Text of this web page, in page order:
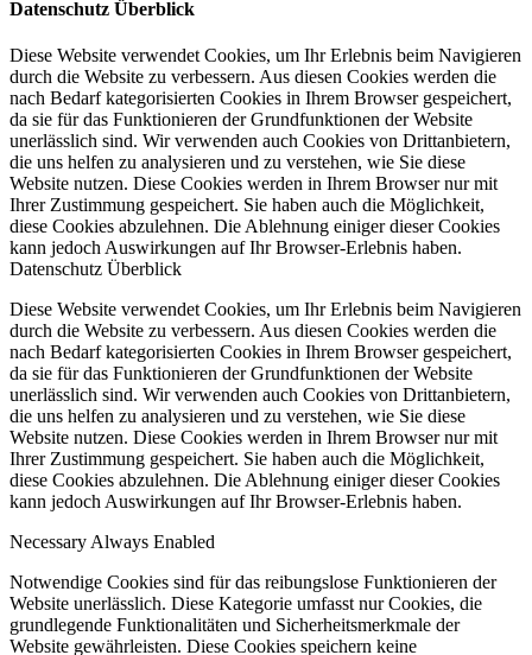
Datenschutz Überblick
Diese Website verwendet Cookies, um Ihr Erlebnis beim Navigieren
durch die Website zu verbessern. Aus diesen Cookies werden die
nach Bedarf kategorisierten Cookies in Ihrem Browser gespeichert,
da sie für das Funktionieren der Grundfunktionen der Website
unerlässlich sind. Wir verwenden auch Cookies von Drittanbietern,
die uns helfen zu analysieren und zu verstehen, wie Sie diese
Website nutzen. Diese Cookies werden in Ihrem Browser nur mit
Ihrer Zustimmung gespeichert. Sie haben auch die Möglichkeit,
diese Cookies abzulehnen. Die Ablehnung einiger dieser Cookies
kann jedoch Auswirkungen auf Ihr Browser-Erlebnis haben.
Datenschutz Überblick
Diese Website verwendet Cookies, um Ihr Erlebnis beim Navigieren
durch die Website zu verbessern. Aus diesen Cookies werden die
nach Bedarf kategorisierten Cookies in Ihrem Browser gespeichert,
da sie für das Funktionieren der Grundfunktionen der Website
unerlässlich sind. Wir verwenden auch Cookies von Drittanbietern,
die uns helfen zu analysieren und zu verstehen, wie Sie diese
Website nutzen. Diese Cookies werden in Ihrem Browser nur mit
Ihrer Zustimmung gespeichert. Sie haben auch die Möglichkeit,
diese Cookies abzulehnen. Die Ablehnung einiger dieser Cookies
kann jedoch Auswirkungen auf Ihr Browser-Erlebnis haben.
Necessary Always Enabled
Notwendige Cookies sind für das reibungslose Funktionieren der
Website unerlässlich. Diese Kategorie umfasst nur Cookies, die
grundlegende Funktionalitäten und Sicherheitsmerkmale der
Website gewährleisten. Diese Cookies speichern keine